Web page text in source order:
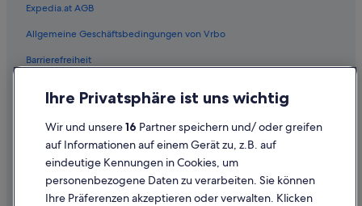
Expedia.at AGB
Allgemeine Geschäftsbedingungen von Vrbo
Barrierefreiheit
Rechtliche Hinweise/Kontakt
Inhaltsrichtlinien und Melden von Inhalten
Ihre Privatsphäre ist uns wichtig
Wir und unsere16 Partner speichern und/ oder greifen
auf Informationen auf einem Gerät zu, z.B. auf
eindeutige Kennungen in Cookies, um
personenbezogene Daten zu verarbeiten. Sie können
Ihre Präferenzen akzeptieren oder verwalten. Klicken